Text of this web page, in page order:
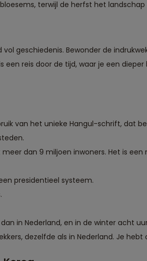
terwijl de herfst het
geschiedenis. Bewonder de
reis door de tijd, waar je een
van het unieke Hangul-schrift, dat
dan 9 miljoen inwoners. Het is
presidentieel systeem.
in Nederland, en in de winter acht
dezelfde als in Nederland. Je